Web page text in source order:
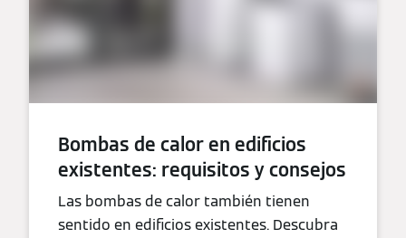
Bombas de calor en edificios
existentes: requisitos y consejos
Las bombas de calor también tienen
sentido en edificios existentes. Descubra